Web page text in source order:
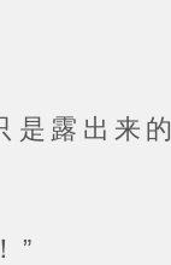
露出来的
”